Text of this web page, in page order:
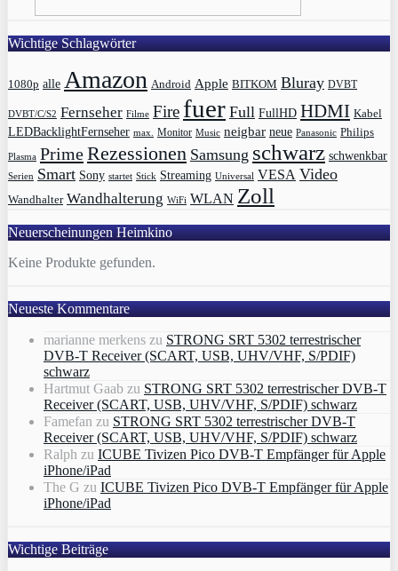
Wichtige Schlagwörter
1080p alle Amazon Android Apple BITKOM Bluray DVBT
DVBT/C/S2 Fernseher Filme Fire fuer Full FullHD HDMI Kabel
LEDBacklightFernseher max. Monitor Music neigbar neue Panasonic Philips
Plasma PrimeRezessionen Samsung schwarz schwenkbar
Serien Smart Sony startet Stick Streaming Universal VESA Video
Wandhalter Wandhalterung WiFi WLAN Zoll
Neuerscheinungen Heimkino
Keine Produkte gefunden.
Neueste Kommentare
marianne merkens zu STRONG SRT 5302 terrestrischer
DVB-T Receiver (SCART, USB, UHV/VHF, S/PDIF)
schwarz
Hartmut Gaab zu STRONG SRT 5302 terrestrischer DVB-T
Receiver (SCART, USB, UHV/VHF, S/PDIF) schwarz
Famefan zu STRONG SRT 5302 terrestrischer DVB-T
Receiver (SCART, USB, UHV/VHF, S/PDIF) schwarz
Ralph zu ICUBE Tivizen Pico DVB-T Empfänger für Apple
iPhone/iPad
The G zu ICUBE Tivizen Pico DVB-T Empfänger für Apple
iPhone/iPad
Wichtige Beiträge